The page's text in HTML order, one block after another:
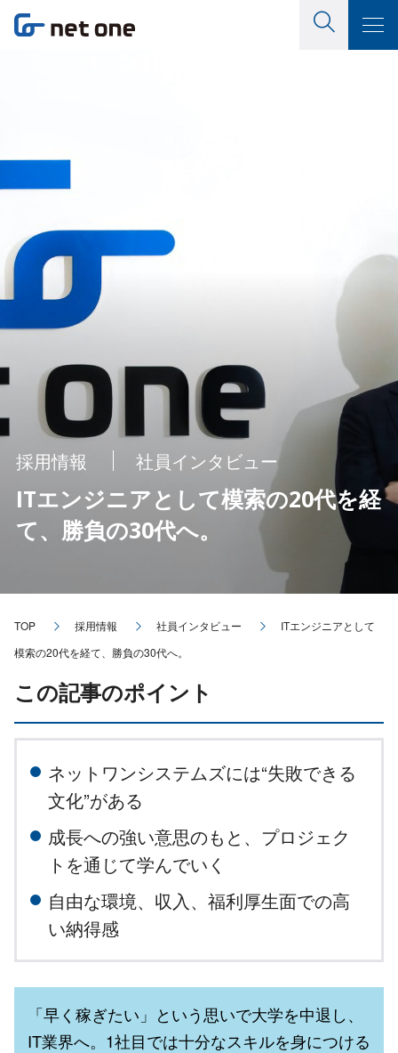
採用情報 社員インタビュー
ITエンジニアとして模索の20代を経
て、勝負の30代へ。
TOP 採用情報 社員インタビュー
ITエンジニアとして
模索の20代を経て、勝負の30代へ。
この記事のポイント
ネットワンシステムズには“失敗できる
文化”がある
成長への強い意思のもと、プロジェク
トを通じて学んでいく
自由な環境、収入、福利厚生面での高
い納得感
「早く稼ぎたい」という思いで大学を中退し、
IT業界へ。1社目では十分なスキルを身につける